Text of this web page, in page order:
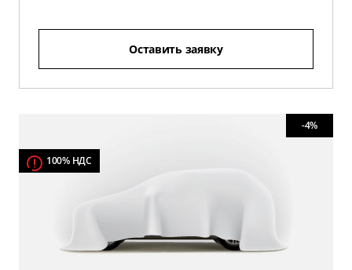
Оставить заявку
100% НДС
-4%